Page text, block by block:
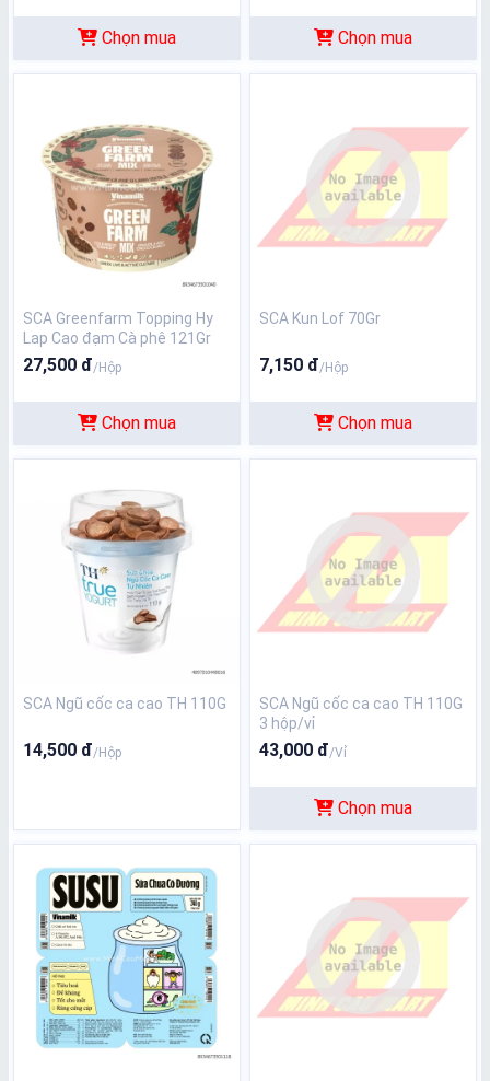
Chọn mua Chọn mua
SCA Greenfarm Topping Hy
Lap Cao đạm Cà phê 121Gr
27,500 đ/Hộp
Chọn mua
SCA Kun Lof 70Gr
7,150 đ/Hộp
Chọn mua
SCA Ngũ cốc ca cao TH 110G
14,500 đ/Hộp
SCA Ngũ cốc ca cao TH 110G
3 hộp/vỉ
43,000 đ/Vỉ
Chọn mua